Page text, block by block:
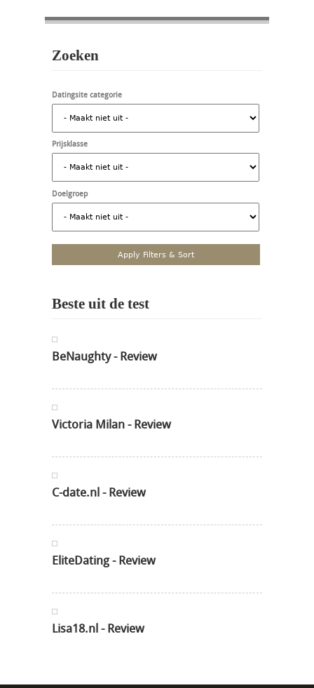
Zoeken
Datingsite categorie
Prijsklasse
Doelgroep
Beste uit de test
BeNaughty - Review
Victoria Milan - Review
C-date.nl - Review
EliteDating - Review
Lisa18.nl - Review